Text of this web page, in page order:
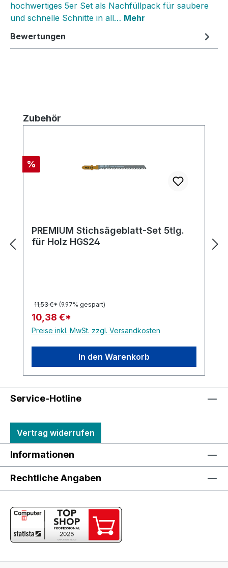
hochwertiges 5er Set als Nachfüllpack für saubere
und schnelle Schnitte in all… Mehr
Bewertungen
Produktgalerie überspringen
Zubehör
Rabatt
%
PREMIUM Stichsägeblatt-Set 5tlg.
für Holz HGS24
11,53 €* (9.97% gespart)
10,38 €*
Preise inkl. MwSt. zzgl. Versandkosten
In den Warenkorb
Service-Hotline
Vertrag widerrufen
Informationen
Rechtliche Angaben